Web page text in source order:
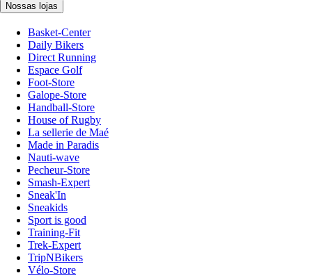
Nossas lojas
Basket-Center
Daily Bikers
Direct Running
Espace Golf
Foot-Store
Galope-Store
Handball-Store
House of Rugby
La sellerie de Maé
Made in Paradis
Nauti-wave
Pecheur-Store
Smash-Expert
Sneak'In
Sneakids
Sport is good
Training-Fit
Trek-Expert
TripNBikers
Vélo-Store